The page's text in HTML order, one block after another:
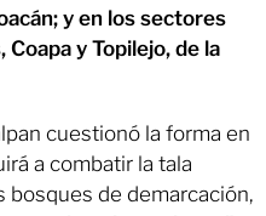
y en los sectores
y Topilejo, de la
cuestionó la forma en
a combatir la tala
bosques de demarcación,